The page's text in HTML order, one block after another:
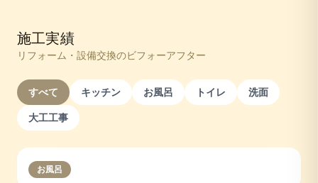
施工実績
リフォーム・設備交換のビフォーアフター
すべて キッチン お風呂 トイレ
洗面
大工工事
お風呂